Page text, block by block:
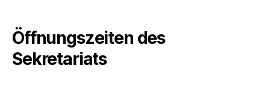
Öffnungszeiten des
Sekretariats